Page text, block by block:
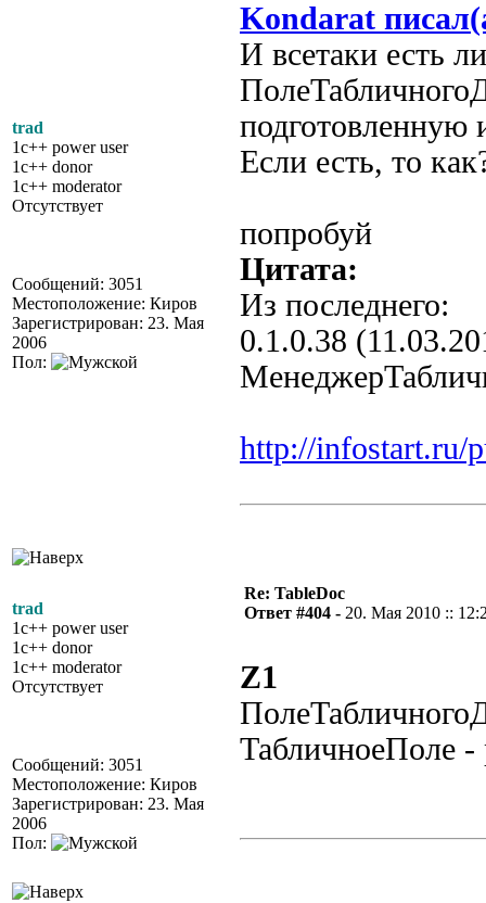
trad
1c++ power user
1c++ donor
1c++ moderator
Отсутствует
Сообщений: 3051
Местоположение: Киров
Зарегистрирован: 23. Мая
2006
Пол:
Kondarat
И всетаки есть
подготовленную
Если есть, то
попробуй
Цитата:
Из последнего:
0.1.0.38
http://infostart.ru/
trad
1c++ power user
1c++ donor
1c++ moderator
Отсутствует
Сообщений: 3051
Местоположение: Киров
Зарегистрирован: 23. Мая
2006
Пол:
Re: TableDoc
Ответ #404 - 20. Мая 2010 ::
Z1
ТабличноеПоле